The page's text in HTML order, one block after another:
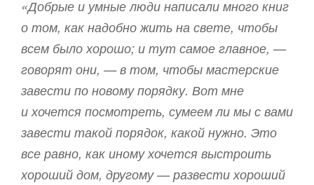
«Добрые и умные люди написали много книг
о том, как надобно жить на свете, чтобы
всем было хорошо; и тут самое главное, —
говорят они, — в том, чтобы мастерские
завести по новому порядку. Вот мне
и хочется посмотреть, сумеем ли мы с вами
завести такой порядок, какой нужно. Это
все равно, как иному хочется выстроить
хороший дом, другому — развести хороший